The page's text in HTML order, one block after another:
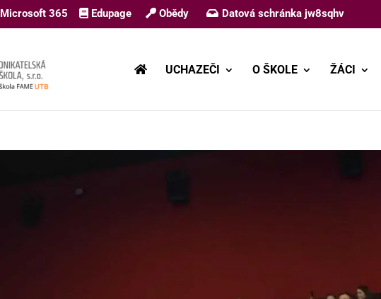
Microsoft 365 Edupage Obědy Datová schránka jw8sqhv
UCHAZEČI O ŠKOLE ŽÁCI